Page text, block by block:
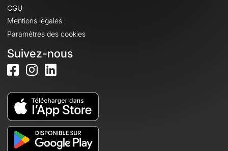
CGU
Mentions légales
Paramètres des cookies
Suivez-nous